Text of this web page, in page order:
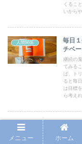
くるこ
いから
人間関係
毎日
チベ
継続の
てみる
ば、ト
ると毎
は目標
ら考え
幸せ
30代
幸せ
メニュー ホーム